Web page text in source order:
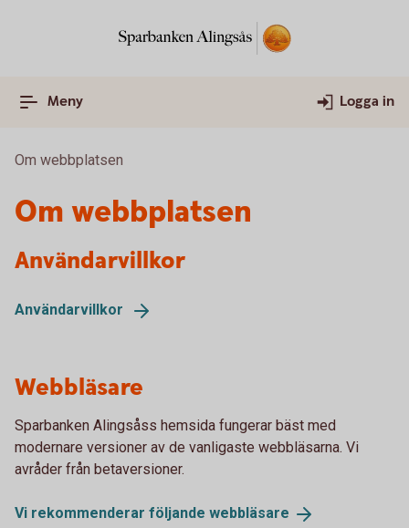
Meny Logga in
Om webbplatsen
Om webbplatsen
Användarvillkor
Användarvillkor
Webbläsare
Sparbanken Alingsåss hemsida fungerar bäst med
modernare versioner av de vanligaste webbläsarna. Vi
avråder från betaversioner.
Vi rekommenderar följande webbläsare